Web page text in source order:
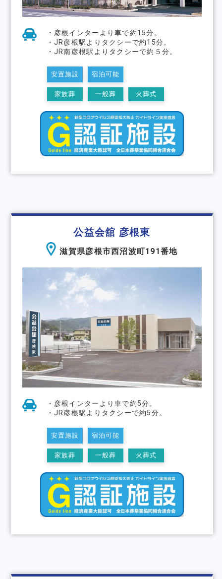
・彦根インターより⾞で約15分。
・JR彦根駅よりタクシーで約15分。
・JR南彦根駅よりタクシーで約５分。
安置施設 宿泊可能
家族葬 一般葬 火葬式
公益会舘 彦根東
滋賀県彦根市西沼波町191番地
・彦根インターより車で約5分。
・JR彦根駅よりタクシーで約5分。
安置施設 宿泊可能
家族葬 一般葬 火葬式